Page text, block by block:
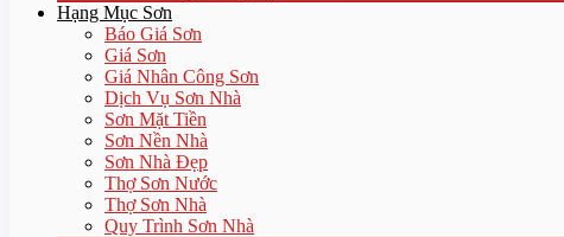
Hạng Mục Sơn
Báo Giá Sơn
Giá Sơn
Giá Nhân Công Sơn
Dịch Vụ Sơn Nhà
Sơn Mặt Tiền
Sơn Nền Nhà
Sơn Nhà Đẹp
Thợ Sơn Nước
Thợ Sơn Nhà
Quy Trình Sơn Nhà